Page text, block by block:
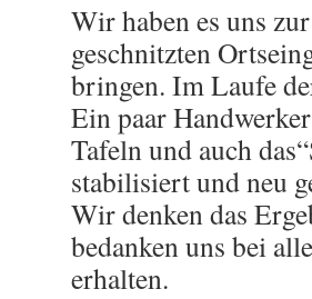
Wir haben es uns
geschnitzten
bringen. Im Laufe
Ein paar
Tafeln und auch
stabilisiert und neu
Wir denken das
bedanken uns bei
erhalten.